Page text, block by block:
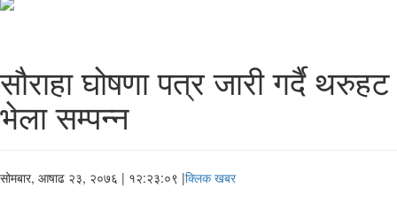
सौराहा घोषणा पत्र जारी गर्दै थरुहट
भेला सम्पन्न
सोमबार, आषाढ २३, २०७६ | १२:२३:०९ |क्लिक खबर